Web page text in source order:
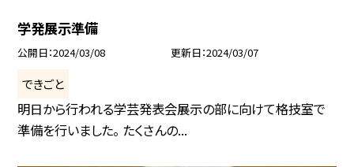
学発展示準備
公開日 2024/03/08 更新日 2024/03/07
できごと
明日から行われる学芸発表会展示の部に向けて格技室で
準備を行いました。 たくさんの...